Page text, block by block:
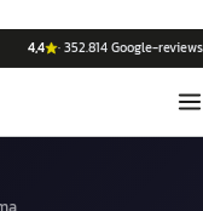
4,4 ·352.814Google-reviews